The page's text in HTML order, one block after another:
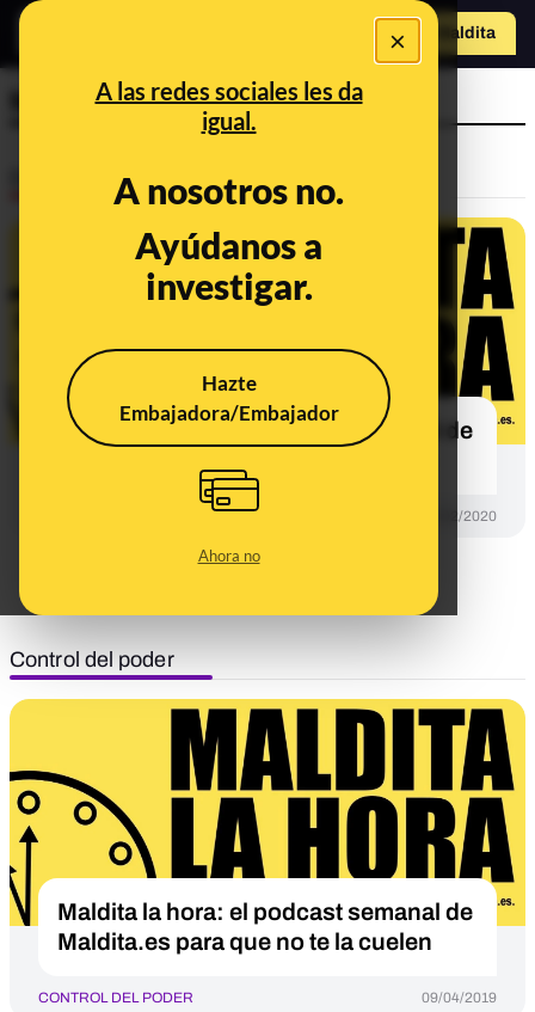
×
A las redes sociales les da
igual.
A nosotros no.
Ayúdanos a
investigar.
Hazte
Embajadora/Embajador
Ahora no
Hazte Maldita
Maldita la hora
Maldita la hora: el podcast semanal de
29/02/2020
Control del poder
Maldita la hora: el podcast semanal de
Maldita.es para que no te la cuelen
CONTROL DEL PODER 09/04/2019